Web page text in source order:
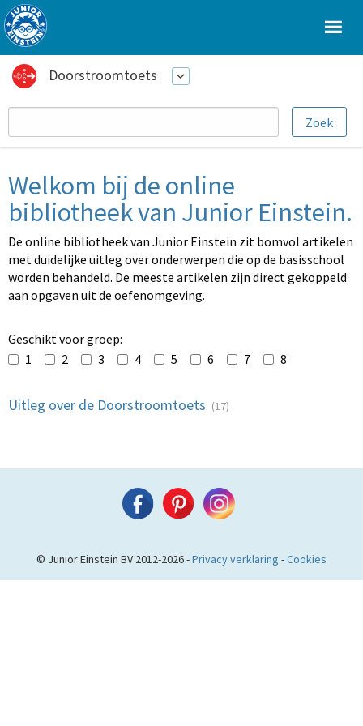
Doorstroomtoets
Welkom bij de online
bibliotheek van Junior Einstein.
De online bibliotheek van Junior Einstein zit bomvol artikelen
met duidelijke uitleg over onderwerpen die op de basisschool
worden behandeld. De meeste artikelen zijn direct gekoppeld
aan opgaven uit de oefenomgeving.
Geschikt voor groep:
1
2 3 4 5 6 7 8
Uitleg over de Doorstroomtoets (17)
© Junior Einstein BV 2012-2026 -Privacy verklaring -Cookies